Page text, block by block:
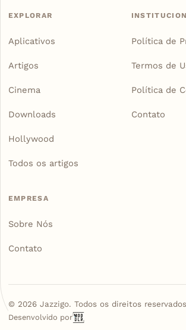
EXPLORAR
Aplicativos
Artigos
Cinema
Downloads
Hollywood
Todos os artigos
Política de
Termos de
Política de
Contato
EMPRESA
Sobre Nós
Contato
© 2026Jazzigo. Todos os direitos
Desenvolvido por